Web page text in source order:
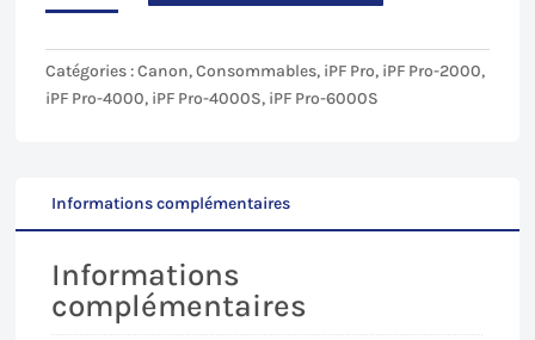
Magenta
pour
Canon
2100/4000-
4100(S)/6000-
Catégories : Canon,Consommables, iPF Pro, iPF Pro-2000,
iPF Pro-4000, iPF Pro-4000S, iPF Pro-6000S
Informations complémentaires
Informations
complémentaires